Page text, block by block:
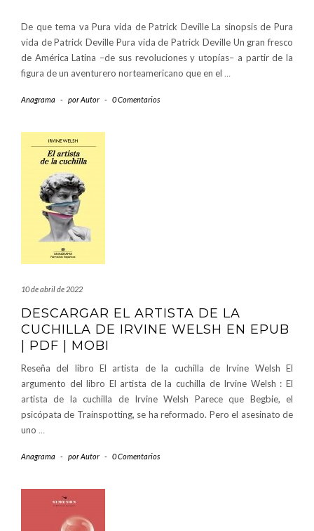
De que tema va Pura vida de Patrick Deville La sinopsis de Pura
vida de Patrick Deville Pura vida de Patrick Deville Un gran fresco
de América Latina –de sus revoluciones y utopías– a partir de la
figura de un aventurero norteamericano que en el …
Anagrama - porAutor - 0 Comentarios
10 de abril de 2022
DESCARGAR EL ARTISTA DE LA
CUCHILLA DE IRVINE WELSH EN EPUB
| PDF | MOBI
Reseña del libro El artista de la cuchilla de Irvine Welsh El
argumento del libro El artista de la cuchilla de Irvine Welsh : El
artista de la cuchilla de Irvine Welsh Parece que Begbie, el
psicópata de Trainspotting, se ha reformado. Pero el asesinato de
uno …
Anagrama - porAutor - 0 Comentarios